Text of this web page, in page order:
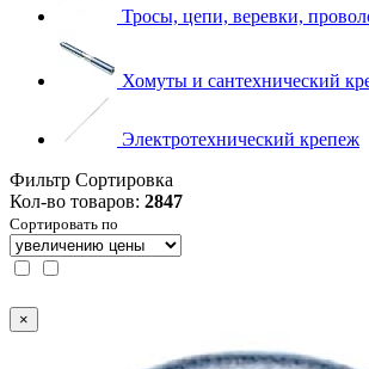
Тросы, цепи, веревки,
Хомуты и сантехнический
Электротехнический крепеж
Фильтр Сортировка
Кол-во товаров: 2847
Сортировать по
×